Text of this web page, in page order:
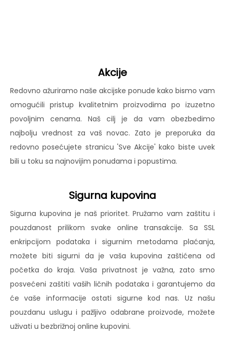
Akcije
Redovno ažuriramo naše akcijske ponude kako bismo vam
omogućili pristup kvalitetnim proizvodima po izuzetno
povoljnim cenama. Naš cilj je da vam obezbedimo
najbolju vrednost za vaš novac. Zato je preporuka da
redovno posećujete stranicu 'Sve Akcije' kako biste uvek
bili u toku sa najnovijim ponudama i popustima.
Sigurna kupovina
Sigurna kupovina je naš prioritet. Pružamo vam zaštitu i
pouzdanost prilikom svake online transakcije. Sa SSL
enkripcijom podataka i sigurnim metodama plaćanja,
možete biti sigurni da je vaša kupovina zaštićena od
početka do kraja. Vaša privatnost je važna, zato smo
posvećeni zaštiti vaših ličnih podataka i garantujemo da
će vaše informacije ostati sigurne kod nas. Uz našu
pouzdanu uslugu i pažljivo odabrane proizvode, možete
uživati u bezbrižnoj online kupovini.